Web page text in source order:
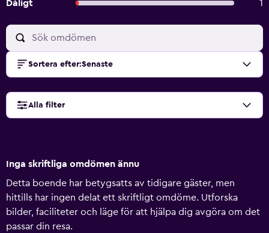
Dåligt
1
Sortera efter:Senaste
Alla filter
Inga skriftliga omdömen ännu
Detta boende har betygsatts av tidigare gäster, men
hittills har ingen delat ett skriftligt omdöme. Utforska
bilder, faciliteter och läge för att hjälpa dig avgöra om det
passar din resa.